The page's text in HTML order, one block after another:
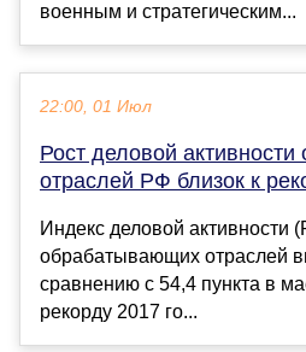
военным и стратегическим...
22:00, 01 Июл
Рост деловой
отраслей РФ близок к
Индекс деловой активности
обрабатывающих отраслей
сравнению с 54,4 пункта в
рекорду 2017 го...